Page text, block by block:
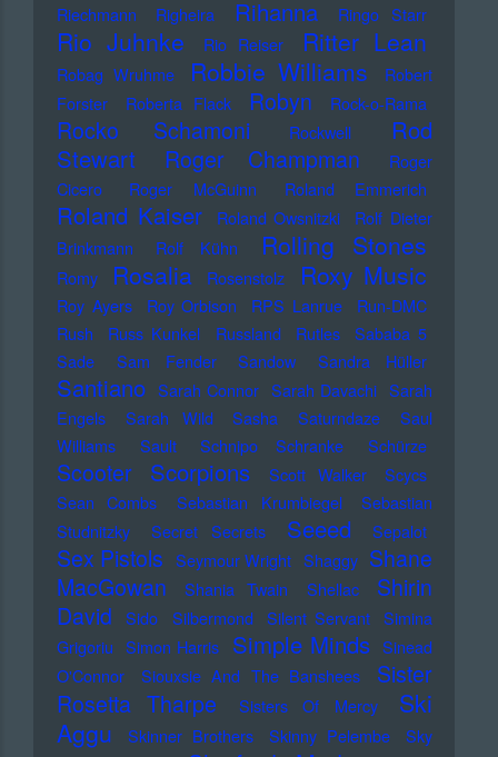
Riechmann Righeira Rihanna Ringo Starr
Rio Juhnke Rio Reiser Ritter Lean
Robag Wruhme Robbie Williams
Robert
Forster
Roberta Flack Robyn Rock-o-Rama
Rocko Schamoni Rockwell
Rod
Stewart
Roger Champman
Roger
Cicero
Roger McGuinn Roland Emmerich
Roland Kaiser Roland Owsnitzki
Rolf Dieter
Brinkmann
Rolf Kühn Rolling Stones
Romy Rosalia Rosenstolz Roxy Music
Roy Ayers Roy Orbison RPS Lanrue
Run-DMC
Rush
Russ Kunkel Russland Rutles
Sababa 5
Sade
Sam Fender Sandow Sandra Hüller
Santiano Sarah Connor Sarah Davachi Sarah
Engels
Sarah Wild Sasha Saturndaze
Saul
Williams
Sault Schnipo Schranke Schürze
Scooter Scorpions Scott Walker
Scycs
Sean Combs
Sebastian Krumbiegel
Sebastian
Studnitzky
Secret Secrets Seeed Sepalot
Sex Pistols Seymour Wright Shaggy Shane
MacGowan
Shania Twain Shellac
Shirin
David
Sido Silbermond Silent Servant Simina
Grigoriu Simon Harris Simple Minds Sinead
O'Connor
Siouxsie And The Banshees
Sister
Rosetta Tharpe
Sisters Of Mercy
Ski
Aggu
Skinner Brothers Skinny Pelembe
Sky